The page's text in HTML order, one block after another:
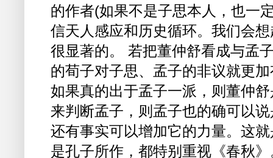
的作者(如果不是子思本人，也一
信天人感应和历史循环。我们会
很显著的。 若把董仲舒看成与孟
的荀子对子思、孟子的非议就更
如果真的出于孟子一派，则董仲
来判断孟子，则孟子也的确可以说
还有事实可以增加它的力量。这
是孔子所作，都特别重视《春秋